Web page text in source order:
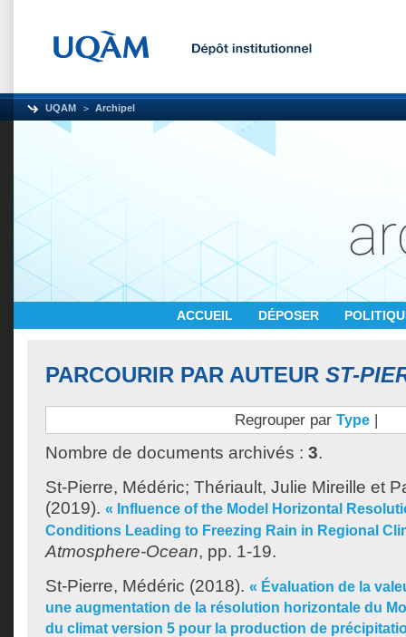
UQAM Archipel
ACCUEIL DÉPOSER
PARCOURIR PAR AUTEUR ST-
Regrouper par Type |
Nombre de documents archivés : 3.
St-Pierre, Médéric; Thériault, Julie Mireille et
(2019). « Influence of the Model Horizontal
Conditions Leading to Freezing Rain in Regional
Atmosphere-Ocean, pp. 1-19.
St-Pierre, Médéric (2018). « Évaluation de la
une augmentation de la résolution horizontale du
du climat version 5 pour la production de